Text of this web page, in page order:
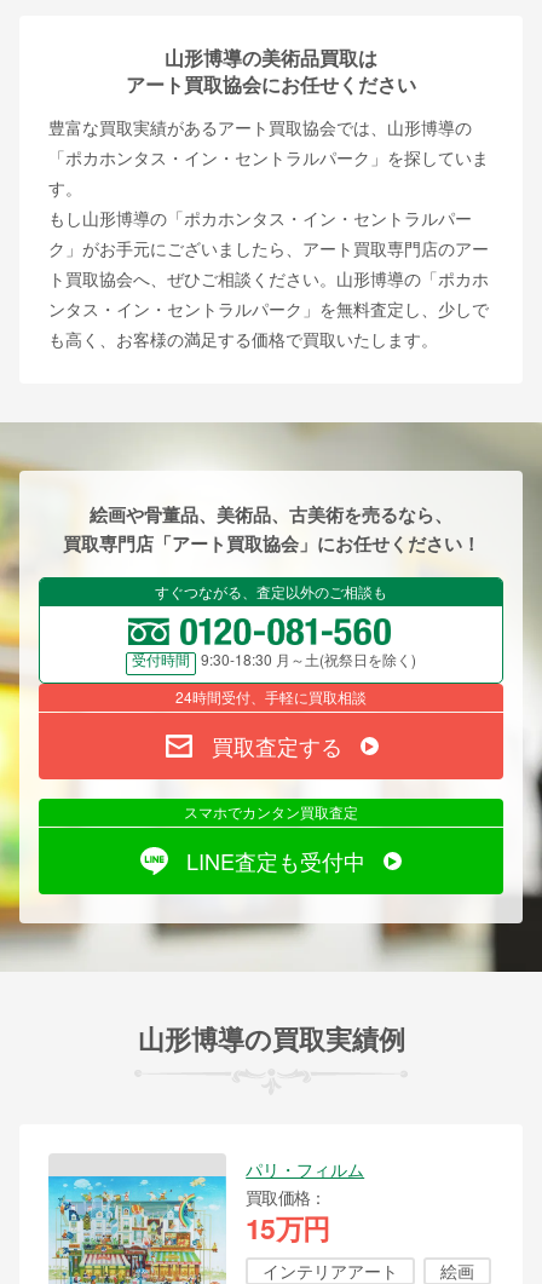
山形博導の美術品買取は
アート買取協会にお任せください
豊富な買取実績があるアート買取協会では、山形博導の
「ポカホンタス・イン・セントラルパーク」を探していま
す。
もし山形博導の「ポカホンタス・イン・セントラルパー
ク」がお手元にございましたら、アート買取専門店のアー
ト買取協会へ、ぜひご相談ください。山形博導の「ポカホ
ンタス・イン・セントラルパーク」を無料査定し、少しで
も高く、お客様の満足する価格で買取いたします。
絵画や骨董品、美術品、古美術を売るなら、
買取専門店「アート買取協会」にお任せください！
すぐつながる、査定以外のご相談も
受付時間
9:30-18:30 月～土(祝祭日を除く)
24時間受付、手軽に買取相談
買取査定する
スマホでカンタン買取査定
LINE査定も受付中
山形博導の買取実績例
パリ・フィルム
買取価格
15万円
インテリアアート 絵画